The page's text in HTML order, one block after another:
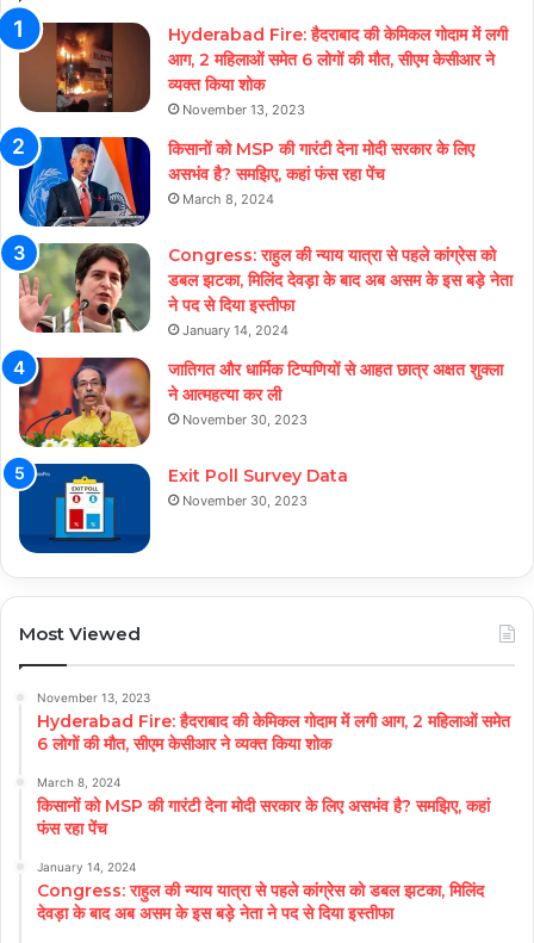
Hyderabad Fire: हैदराबाद की केमिकल गोदाम में लगी
आग, 2 महिलाओं समेत 6 लोगों की मौत, सीएम केसीआर ने
व्यक्त किया शोक
November 13, 2023
किसानों को MSP की गारंटी देना मोदी सरकार के लिए
असभंव है? समझिए, कहां फंस रहा पेंच
March 8, 2024
Congress: राहुल की न्याय यात्रा से पहले कांग्रेस को
डबल झटका, मिलिंद देवड़ा के बाद अब असम के इस बड़े नेता
ने पद से दिया इस्तीफा
January 14, 2024
जातिगत और धार्मिक टिप्पणियों से आहत छात्र अक्षत शुक्ला
ने आत्महत्या कर ली
November 30, 2023
Exit Poll Survey Data
November 30, 2023
Most Viewed
November 13, 2023
Hyderabad Fire: हैदराबाद की केमिकल गोदाम में लगी आग, 2 महिलाओं समेत
6 लोगों की मौत, सीएम केसीआर ने व्यक्त किया शोक
March 8, 2024
किसानों को MSP की गारंटी देना मोदी सरकार के लिए असभंव है? समझिए, कहां
फंस रहा पेंच
January 14, 2024
Congress: राहुल की न्याय यात्रा से पहले कांग्रेस को डबल झटका, मिलिंद
देवड़ा के बाद अब असम के इस बड़े नेता ने पद से दिया इस्तीफा